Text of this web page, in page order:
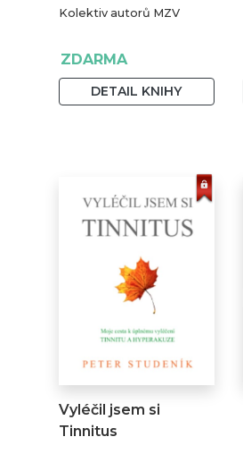
Kolektiv autorů MZV
ZDARMA
DETAIL KNIHY
Vyléčil jsem si
Tinnitus